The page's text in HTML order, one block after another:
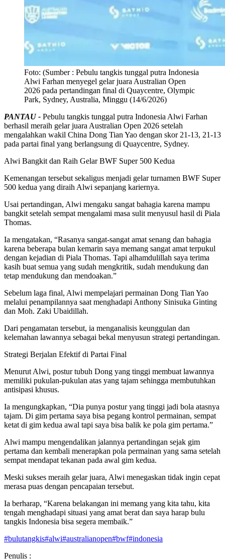
Foto: (Sumber : Pebulu tangkis tunggal putra Indonesia
Alwi Farhan menyegel gelar juara Australian Open
2026 pada pertandingan final di Quaycentre, Olympic
Park, Sydney, Australia, Minggu (14/6/2026)
PANTAU - Pebulu tangkis tunggal putra Indonesia Alwi Farhan
berhasil meraih gelar juara Australian Open 2026 setelah
mengalahkan wakil China Dong Tian Yao dengan skor 21-13, 21-13
pada partai final yang berlangsung di Quaycentre, Sydney.
Alwi Bangkit dan Raih Gelar BWF Super 500 Kedua
Kemenangan tersebut sekaligus menjadi gelar turnamen BWF Super
500 kedua yang diraih Alwi sepanjang kariernya.
Usai pertandingan, Alwi mengaku sangat bahagia karena mampu
bangkit setelah sempat mengalami masa sulit menyusul hasil di Piala
Thomas.
Ia mengatakan, “Rasanya sangat-sangat amat senang dan bahagia
karena beberapa bulan kemarin saya memang sangat amat terpukul
dengan kejadian di Piala Thomas. Tapi alhamdulillah saya terima
kasih buat semua yang sudah mengkritik, sudah mendukung dan
tetap mendukung dan mendoakan.”
Sebelum laga final, Alwi mempelajari permainan Dong Tian Yao
melalui penampilannya saat menghadapi Anthony Sinisuka Ginting
dan Moh. Zaki Ubaidillah.
Dari pengamatan tersebut, ia menganalisis keunggulan dan
kelemahan lawannya sebagai bekal menyusun strategi pertandingan.
Strategi Berjalan Efektif di Partai Final
Menurut Alwi, postur tubuh Dong yang tinggi membuat lawannya
memiliki pukulan-pukulan atas yang tajam sehingga membutuhkan
antisipasi khusus.
Ia mengungkapkan, “Dia punya postur yang tinggi jadi bola atasnya
tajam. Di gim pertama saya bisa pegang kontrol permainan, sempat
ketat di gim kedua awal tapi saya bisa balik ke pola gim pertama.”
Alwi mampu mengendalikan jalannya pertandingan sejak gim
pertama dan kembali menerapkan pola permainan yang sama setelah
sempat mendapat tekanan pada awal gim kedua.
Meski sukses meraih gelar juara, Alwi menegaskan tidak ingin cepat
merasa puas dengan pencapaian tersebut.
Ia berharap, “Karena belakangan ini memang yang kita tahu, kita
tengah menghadapi situasi yang amat berat dan saya harap bulu
tangkis Indonesia bisa segera membaik.”
#bulutangkis#alwi#australianopen#bwf#indonesia
Penulis :